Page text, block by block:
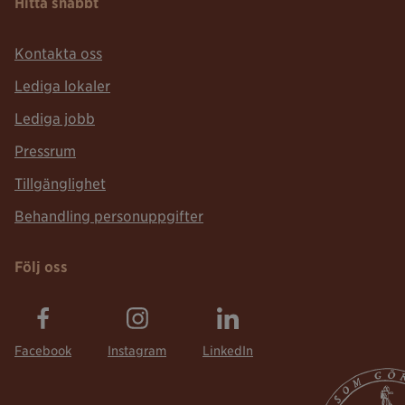
Kontakta oss
Lediga lokaler
Lediga jobb
Pressrum
Tillgänglighet
Behandling personuppgifter
Följ oss
Facebook Instagram LinkedIn